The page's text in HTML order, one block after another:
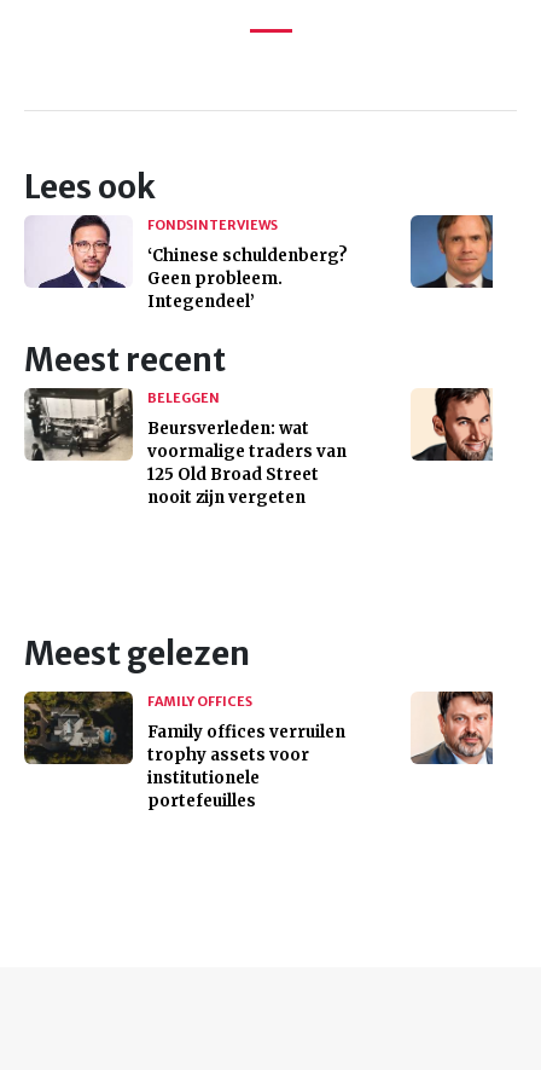
Lees ook
FONDSINTERVIEWS
‘Chinese schuldenberg?
Geen probleem.
Integendeel’
Meest recent
BELEGGEN
Beursverleden: wat
voormalige traders van
125 Old Broad Street
nooit zijn vergeten
Meest gelezen
FAMILY OFFICES
Family offices verruilen
trophy assets voor
institutionele
portefeuilles